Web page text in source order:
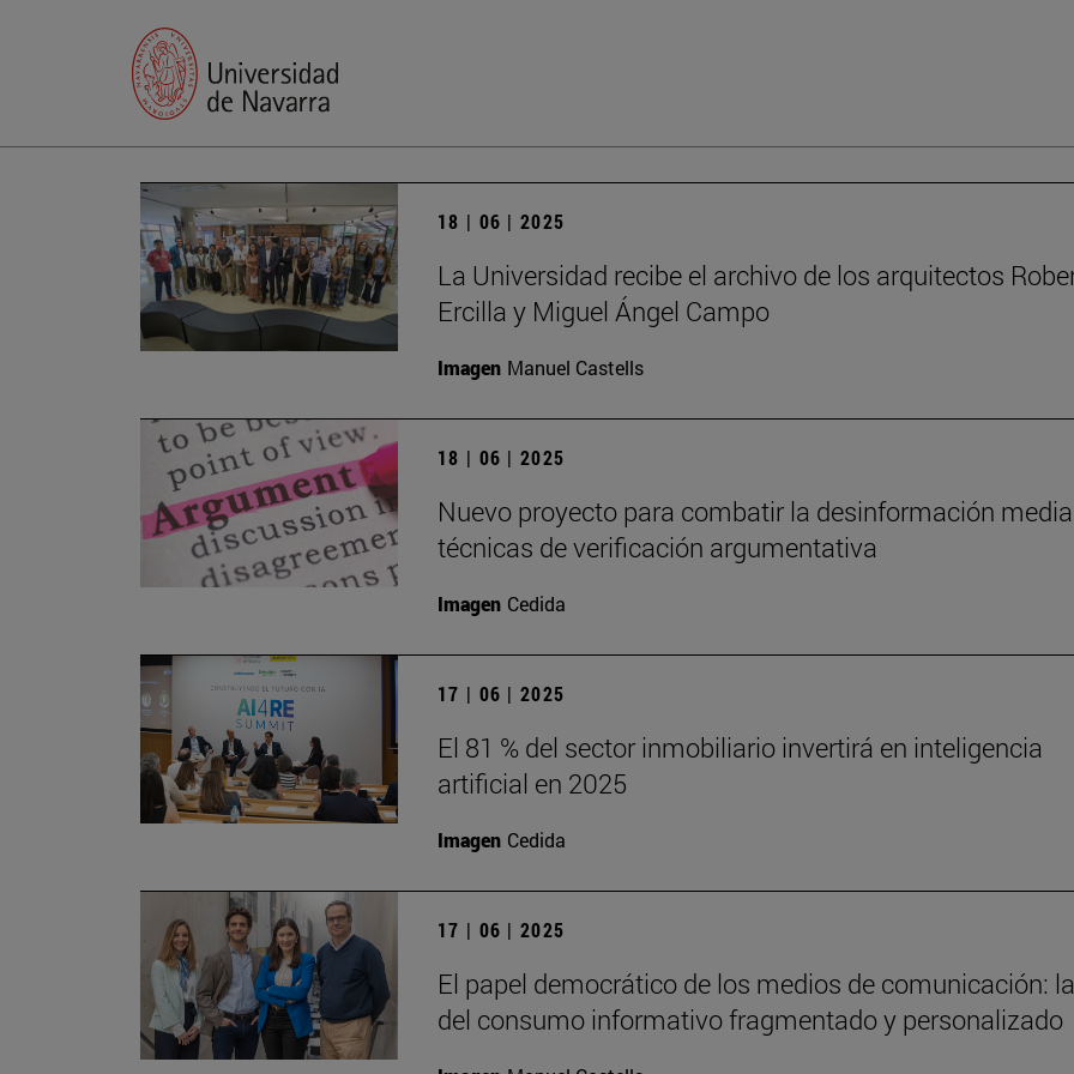
18 | 06 | 2025
La Universidad recibe el archivo de los arquitectos
Ercilla y Miguel Ángel Campo
Imagen Manuel Castells
18 | 06 | 2025
Nuevo proyecto para combatir la desinformación
técnicas de verificación argumentativa
Imagen Cedida
17 | 06 | 2025
El 81 % del sector inmobiliario invertirá en inteligencia
artificial en 2025
Imagen Cedida
17 | 06 | 2025
El papel democrático de los medios de comunicación:
del consumo informativo fragmentado y personalizado